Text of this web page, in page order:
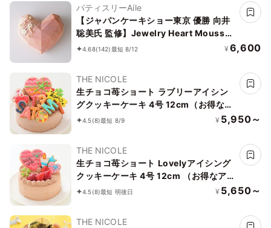
パティスリーAile
【ジャパンケーキショー東京 優勝 向井
聡美氏 監修】Jewelry Heart Mousse
～Coral pink～
4.68(142)最短 8/12 ¥ 6,600
THE NICOLE
生チョコ苺ショート ラブリーアイシン
グクッキーケーキ 4号 12cm（お得なア
イシングセットです） ギフトに最適
4.5(8)最短 8/9 ¥ 5,950～
THE NICOLE
生チョコ苺ショート Lovelyアイシング
クッキーケーキ 4号 12cm （お得なアイ
シングセットです） ＊アイシングデコ
4.5(8)最短 明後日 ¥ 5,650～
THE NICOLE